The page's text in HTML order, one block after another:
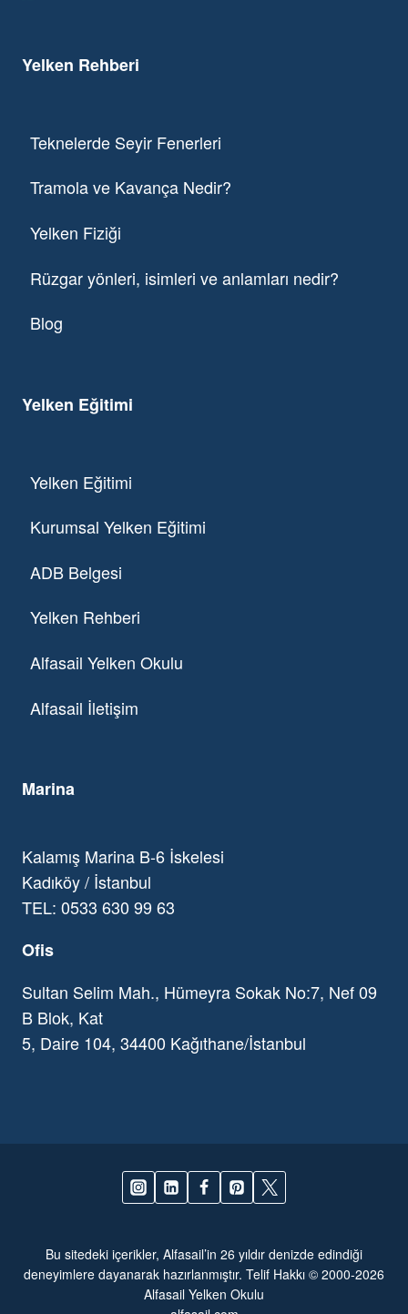
Yelken Rehberi
Teknelerde Seyir Fenerleri
Tramola ve Kavança Nedir?
Yelken Fiziği
Rüzgar yönleri, isimleri ve anlamları nedir?
Blog
Yelken Eğitimi
Yelken Eğitimi
Kurumsal Yelken Eğitimi
ADB Belgesi
Yelken Rehberi
Alfasail Yelken Okulu
Alfasail İletişim
Marina
Kalamış Marina B-6 İskelesi
Kadıköy / İstanbul
TEL: 0533 630 99 63
Ofis
Sultan Selim Mah., Hümeyra Sokak No:7, Nef 09
B Blok, Kat
5, Daire 104, 34400 Kağıthane/İstanbul
Bu sitedeki içerikler, Alfasail’in 26 yıldır denizde edindiği
deneyimlere dayanarak hazırlanmıştır. Telif Hakkı © 2000-2026
Alfasail Yelken Okulu